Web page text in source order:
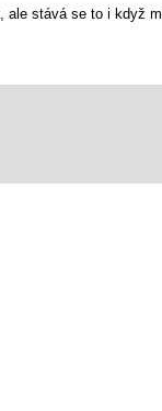
stává se to i když